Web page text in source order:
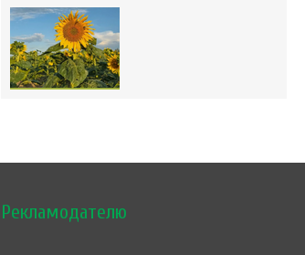
Рекламодателю